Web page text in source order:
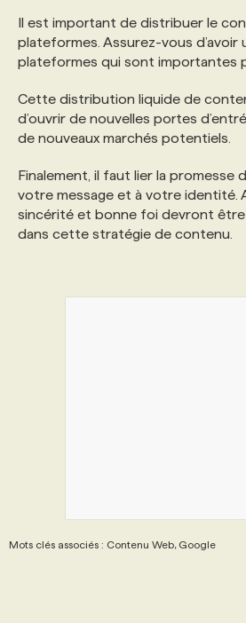
Il est important de distribuer le
plateformes. Assurez-vous d’avoir
plateformes qui sont importantes
Cette distribution liquide de
d’ouvrir de nouvelles portes
de nouveaux marchés potentiels.
Finalement, il faut lier la promesse
votre message et à votre identité.
sincérité et bonne foi devront
dans cette stratégie de contenu.
Mots clés associés : Contenu Web, Google